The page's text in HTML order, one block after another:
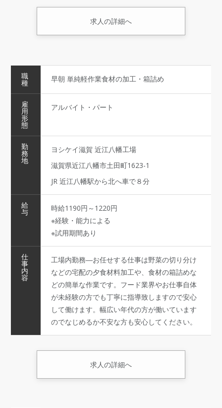
求人の詳細へ
職
種 早朝 単純軽作業食材の加工・箱詰め
雇
用
形
態
アルバイト・パート
勤
務
地
ヨシケイ滋賀 近江八幡工場
滋賀県近江八幡市土田町1623-1
JR 近江八幡駅から北へ車で８分
給
与
時給1190円～1220円
※経験・能力による
※試用期間あり
仕
事
内
容
工場内勤務―お任せする仕事は野菜の切り分け
などの宅配の夕食材料加工や、食材の箱詰めな
どの簡単な作業です。フード業界やお仕事自体
が未経験の方でも丁寧に指導致しますので安心
して働けます。幅広い年代の方が働いています
のでなじめるか不安な方も安心してください。
求人の詳細へ